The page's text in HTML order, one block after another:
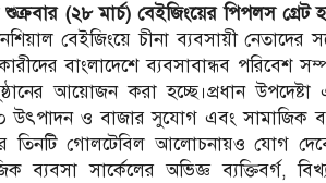
(২৮ মার্চ) বেইজিংয়ের পিপলস গ্রেট
বেইজিংয়ে চীনা ব্যবসায়ী নেতাদের
বাংলাদেশে ব্যবসাবান্ধব পরিবেশ
আয়োজন করা হচ্ছে।প্রধান উপদেষ্টা
উৎপাদন ও বাজার সুযোগ এবং সামাজিক
গোলটেবিল আলোচনায়ও যোগ
ব্যবসা সার্কেলের অভিজ্ঞ ব্যক্তিবর্গ,